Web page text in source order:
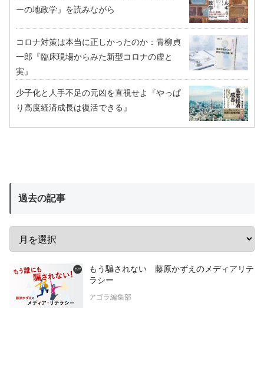
ーの地政学』を読みながら
コロナ対策は本当に正しかったのか：青柳貞
一郎『臨床現場からみた新型コロナの虚と
実』
少子化と人手不足の元凶を直視せよ『やっぱ
り高度経済成長は復活できる』
過去の記事
もう騙されない 藤原かずえのメディアリテ
ラシー
アゴラ編集部